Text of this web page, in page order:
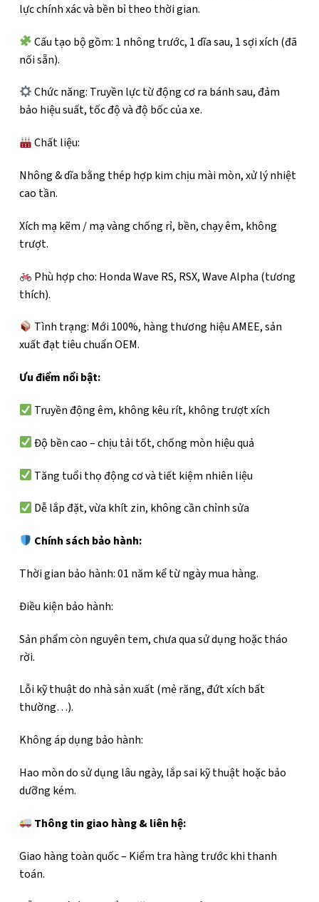
lực chính xác và bền bỉ theo thời gian.
Cấu tạo bộ gồm: 1 nhông trước, 1 dĩa sau, 1 sợi xích (đã
nối sẵn).
Chức năng: Truyền lực từ động cơ ra bánh sau, đảm
bảo hiệu suất, tốc độ và độ bốc của xe.
Chất liệu:
Nhông & dĩa bằng thép hợp kim chịu mài mòn, xử lý nhiệt
cao tần.
Xích mạ kẽm / mạ vàng chống rỉ, bền, chạy êm, không
trượt.
Phù hợp cho: Honda Wave RS, RSX, Wave Alpha (tương
thích).
Tình trạng: Mới 100%, hàng thương hiệu AMEE, sản
xuất đạt tiêu chuẩn OEM.
Ưu điểm nổi bật:
Truyền động êm, không kêu rít, không trượt xích
Độ bền cao – chịu tải tốt, chống mòn hiệu quả
Tăng tuổi thọ động cơ và tiết kiệm nhiên liệu
Dễ lắp đặt, vừa khít zin, không cần chỉnh sửa
Chính sách bảo hành:
Thời gian bảo hành: 01 năm kể từ ngày mua hàng.
Điều kiện bảo hành:
Sản phẩm còn nguyên tem, chưa qua sử dụng hoặc tháo
rời.
Lỗi kỹ thuật do nhà sản xuất (mẻ răng, đứt xích bất
thường…).
Không áp dụng bảo hành:
Hao mòn do sử dụng lâu ngày, lắp sai kỹ thuật hoặc bảo
dưỡng kém.
Thông tin giao hàng & liên hệ:
Giao hàng toàn quốc – Kiểm tra hàng trước khi thanh
toán.